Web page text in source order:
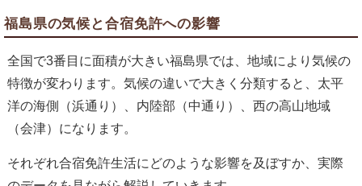
福島県の気候と合宿免許への影響
全国で3番目に面積が大きい福島県では、地域により気候の
特徴が変わります。気候の違いで大きく分類すると、太平
洋の海側（浜通り）、内陸部（中通り）、西の高山地域
（会津）になります。
それぞれ合宿免許生活にどのような影響を及ぼすか、実際